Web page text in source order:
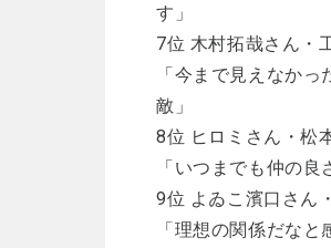
す」
7位 木村拓哉さん・
「今まで見えなか
敵」
8位 ヒロミさん・松
「いつまでも仲の
9位 よゐこ濱口さん
「理想の関係だな